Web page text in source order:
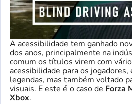
A acessibilidade tem ganhado
dos anos, principalmente na
comum os títulos virem com
acessibilidade para os jogadores,
legendas, mas também voltado
visuais. E este é o caso de Forza
Xbox.